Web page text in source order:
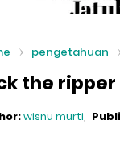
pengetahuan
the ripper
wisnu murti